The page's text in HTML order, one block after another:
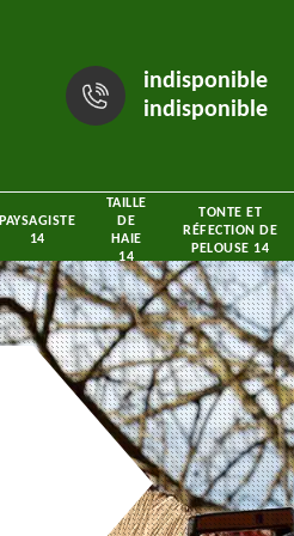
indisponible
indisponible
PAYSAGISTE
14
TAILLE
DE
HAIE
14
TONTE ET
RÉFECTION DE
PELOUSE 14